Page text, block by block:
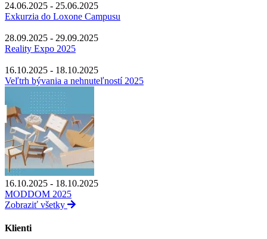
24.06.2025 - 25.06.2025
Exkurzia do Loxone Campusu
28.09.2025 - 29.09.2025
Reality Expo 2025
16.10.2025 - 18.10.2025
Veľtrh bývania a nehnuteľností 2025
16.10.2025 - 18.10.2025
MODDOM 2025
Zobraziť všetky
Klienti